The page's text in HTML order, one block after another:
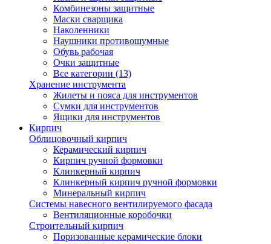
Комбинезоны защитные
Маски сварщика
Наколенники
Наушники противошумные
Обувь рабочая
Очки защитные
Все категории (13)
Хранение инструмента
Жилеты и пояса для инструментов
Сумки для инструментов
Ящики для инструментов
Кирпич
Облицовочный кирпич
Керамический кирпич
Кирпич ручной формовки
Клинкерный кирпич
Клинкерный кирпич ручной формовки
Минеральный кирпич
Системы навесного вентилируемого фасада
Вентиляционные коробочки
Строительный кирпич
Поризованные керамические блоки